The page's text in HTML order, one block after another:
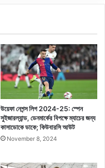
উয়েফা নেশন্স লিগ 2024-25: স্পেন
সুইজারল্যান্ড, ডেনমার্কের বিপক্ষে ম্যাচের জন্য
কাসাডোকে ডাকে; কিউবারসি আউট
November 8, 2024